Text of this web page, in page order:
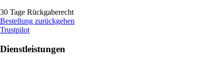
30 Tage Rückgaberecht
Bestellung zurückgeben
Trustpilot
Dienstleistungen